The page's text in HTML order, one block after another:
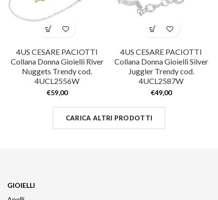
4US CESARE PACIOTTI
Collana Donna Gioielli River
Nuggets Trendy cod.
4UCL2556W
€59,00
4US CESARE PACIOTTI
Collana Donna Gioielli Silver
Juggler Trendy cod.
4UCL2587W
€49,00
CARICA ALTRI PRODOTTI
GIOIELLI